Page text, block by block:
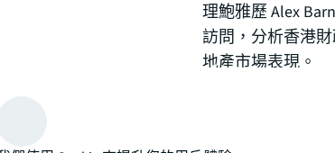
理鮑雅歷 Alex
訪問，分析香港
地產市場表現。